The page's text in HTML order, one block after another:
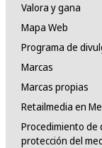
Valora y gana
Mapa Web
Programa de
Marcas
Marcas propias
Retailmedia en
Procedimiento de
protección del